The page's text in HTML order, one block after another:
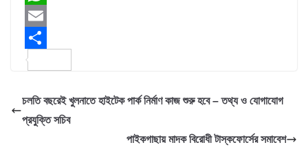
c
e
b
o
k
w
t
e
r
W
h
a
s
A
E
m
i
l
a
চলতি বছরেই খুলনাতে হাইটেক পার্ক নির্মাণ কাজ শুরু হবে – তথ্য ও যোগাযোগ
প্রযুক্তি সচিব
পাইকগাছায় মাদক বিরোধী টাস্কফোর্সের সমাবেশ